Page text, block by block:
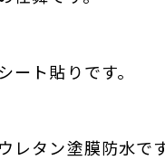
ート貼りです。
レタン塗膜防水です